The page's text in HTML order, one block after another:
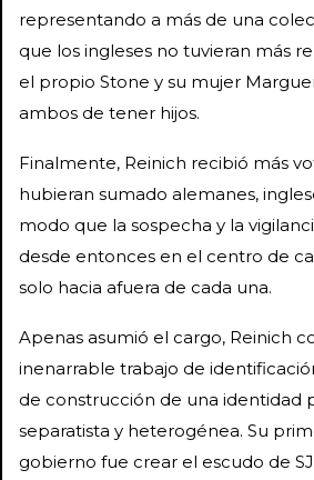
representando a más de una
que los ingleses no tuvieran más
el propio Stone y su mujer
ambos de tener hijos.
Finalmente, Reinich recibió más
hubieran sumado alemanes,
modo que la sospecha y la
desde entonces en el centro de
solo hacia afuera de cada una.
Apenas asumió el cargo, Reinich
inenarrable trabajo de
de construcción de una identidad
separatista y heterogénea. Su
gobierno fue crear el escudo de